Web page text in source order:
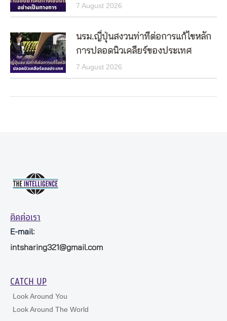
7 August 2026
นรม.ญี่ปุ่นสงวนท่าทีต่อการแก้ไขหลัก
การปลอดนิวเคลียร์ของประเทศ
7 August 2026
ติดต่อเรา
E-mail:
intsharing321@gmail.com
CATCH UP
Look Around You
Look Around The World